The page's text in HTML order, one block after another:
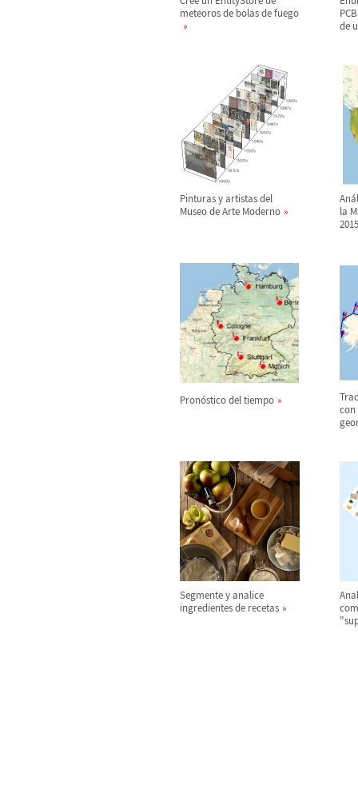
meteoros de bolas de fuego
de
Pinturas y artistas del
Museo de Arte Moderno
Aná
la
2015
Pronóstico del tiempo
con
Segmente y analice
ingredientes de recetas